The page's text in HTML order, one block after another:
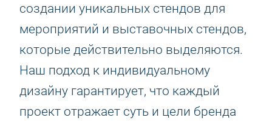
создании уникальных стендов для
мероприятий и выставочных стендов,
которые действительно выделяются.
Наш подход к индивидуальному
дизайну гарантирует, что каждый
проект отражает суть и цели бренда